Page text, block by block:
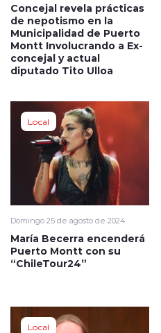
Concejal revela prácticas
de nepotismo en la
Municipalidad de Puerto
Montt Involucrando a Ex-
concejal y actual
diputado Tito Ulloa
Local
Domingo 25 de agosto de 2024
María Becerra encenderá
Puerto Montt con su
“ChileTour24”
Local